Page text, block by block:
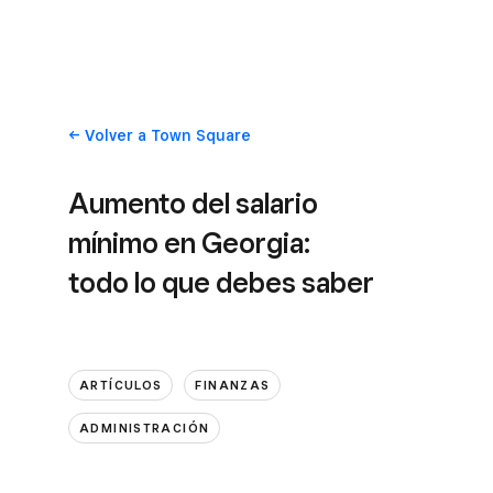
Volvera Town Square
Aumento del salario
mínimo en Georgia:
todo lo que debes saber
ARTÍCULOS FINANZAS
ADMINISTRACIÓN